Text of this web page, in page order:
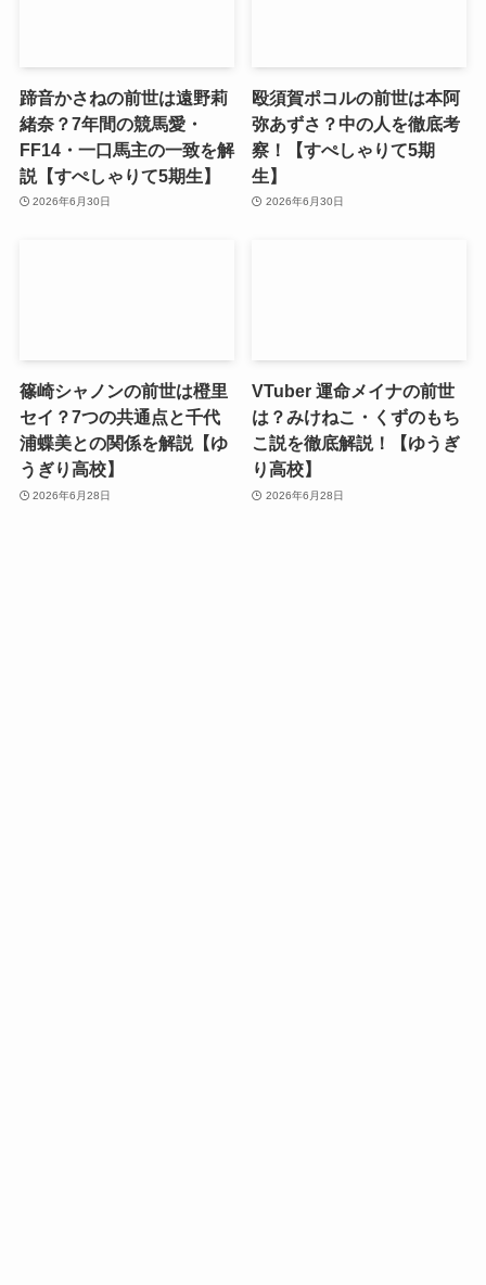
蹄音かさねの前世は遠野莉
緒奈？7年間の競馬愛・
FF14・一口馬主の一致を解
説【すぺしゃりて5期生】
2026年6月30日
殴須賀ポコルの前世は本阿
弥あずさ？中の人を徹底考
察！【すぺしゃりて5期
生】
2026年6月30日
篠崎シャノンの前世は橙里
セイ？7つの共通点と千代
浦蝶美との関係を解説【ゆ
うぎり高校】
2026年6月28日
VTuber 運命メイナの前世
は？みけねこ・くずのもち
こ説を徹底解説！【ゆうぎ
り高校】
2026年6月28日